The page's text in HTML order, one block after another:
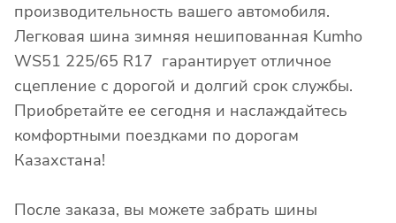
производительность вашего автомобиля.
Легковая шина зимняя нешипованная Kumho
WS51 225/65 R17 гарантирует отличное
сцепление с дорогой и долгий срок службы.
Приобретайте ее сегодня и наслаждайтесь
комфортными поездками по дорогам
Казахстана!
После заказа, вы можете забрать шины